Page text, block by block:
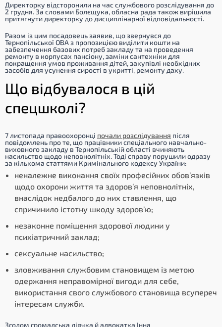
Директорку відсторонили на час службового розслідування до
2 грудня. За словами Болєщука, обласна рада також вирішила
притягнути директорку до дисциплінарної відповідальності.
Разом із цим посадовець заявив, що звернувся до
Тернопільської ОВА з пропозицією виділити кошти на
забезпечення базових потреб закладу та на проведення
ремонту в корпусах пансіону, заміни сантехніки для
покращення умов проживання дітей, закупівлі необхідних
засобів для усунення сирості в укритті, ремонту даху.
Що відбувалося в цій
спецшколі?
7 листопада правоохоронці почали розслідування після
повідомлень про те, що працівники спеціального навчально-
виховного закладу в Тернопільській області вчиняють
насильство щодо неповнолітніх. Тоді справу порушили одразу
за кількома статтями Кримінального кодексу України:
неналежне виконання своїх професійних обов’язків
щодо охорони життя та здоров’я неповнолітніх,
внаслідок недбалого до них ставлення, що
спричинило істотну шкоду здоров’ю;
незаконне поміщення здорової людини у
психіатричний заклад;
сексуальне насильство;
зловживання службовим становищем із метою
одержання неправомірної вигоди для себе,
використання свого службового становища всупереч
інтересам служби.
Згодом громадська діячка й адвокатка Інна